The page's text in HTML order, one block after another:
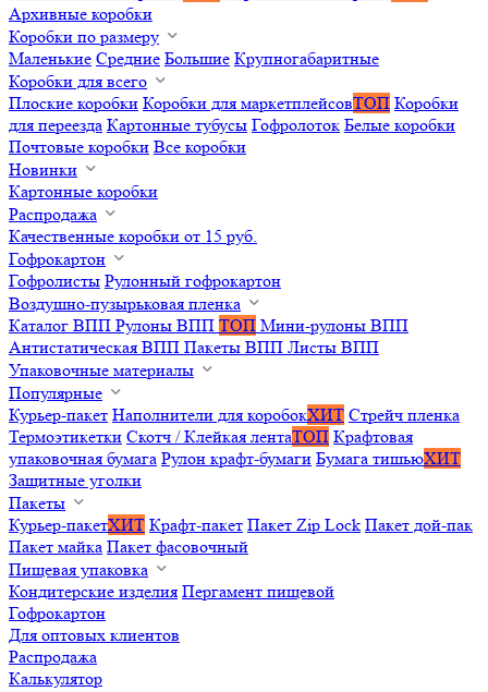
Архивные коробки
Коробки по размеру
Маленькие Средние Большие Крупногабаритные
Коробки для всего
Плоские коробки Коробки для маркетплейсовТОП Коробки
для переезда Картонные тубусы Гофролоток Белые коробки
Почтовые коробки Все коробки
Новинки
Картонные коробки
Распродажа
Качественные коробки от 15 руб.
Гофрокартон
Гофролисты Рулонный гофрокартон
Воздушно-пузырьковая пленка
Каталог ВПП Рулоны ВПП ТОП Мини-рулоны ВПП
Антистатическая ВПП Пакеты ВПП Листы ВПП
Упаковочные материалы
Популярные
Курьер-пакет Наполнители для коробокХИТ Стрейч пленка
Термоэтикетки Скотч / Клейкая лентаТОП Крафтовая
упаковочная бумага Рулон крафт-бумаги Бумага тишьюХИТ
Защитные уголки
Пакеты
Курьер-пакетХИТ Крафт-пакет Пакет Zip Lock Пакет дой-пак
Пакет майка Пакет фасовочный
Пищевая упаковка
Кондитерские изделия Пергамент пищевой
Гофрокартон
Для оптовых клиентов
Распродажа
Калькулятор